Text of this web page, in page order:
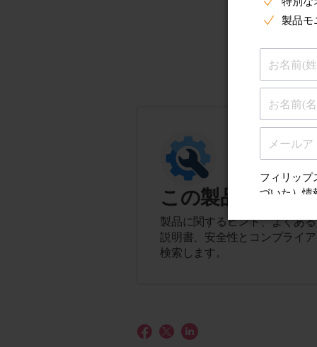
この製品に関す
製品に関するヒント、よくあ
説明書、安全性とコンプライ
検索します。